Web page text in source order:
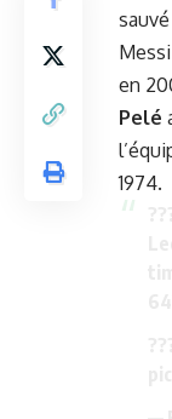
en
Pelé
1974.